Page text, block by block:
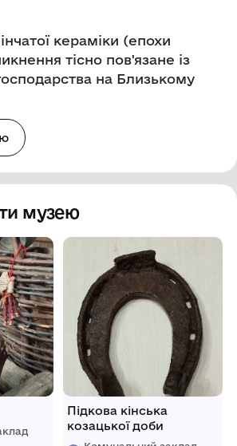
кераміки (епохи
тісно пов'язане із
на Близькому
музею
Підкова кінська
козацької доби